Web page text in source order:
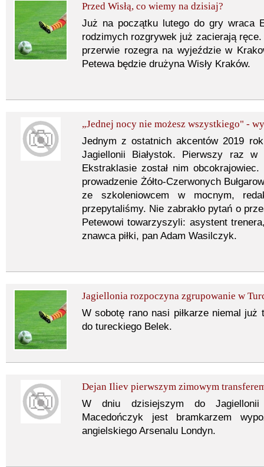
Przed Wisłą, co wiemy na dzisiaj?
Już na początku lutego do gry wraca
rodzimych rozgrywek już zacierają
przerwie rozegra na wyjeździe w
Petewa będzie drużyna Wisły Kraków.
„Jednej nocy nie możesz wszystkiego" -
Jednym z ostatnich akcentów 2019
Jagiellonii Białystok. Pierwszy raz
Ekstraklasie został nim
prowadzenie Żółto-Czerwonych
ze szkoleniowcem w mocnym,
przepytaliśmy. Nie zabrakło pytań o
Petewowi towarzyszyli: asystent
znawca piłki, pan Adam Wasilczyk.
Jagiellonia rozpoczyna zgrupowanie w
W sobotę rano nasi piłkarze niemal
do tureckiego Belek.
Dejan Iliev pierwszym zimowym
W dniu dzisiejszym do Jagiellonii
Macedończyk jest bramkarzem
angielskiego Arsenalu Londyn.